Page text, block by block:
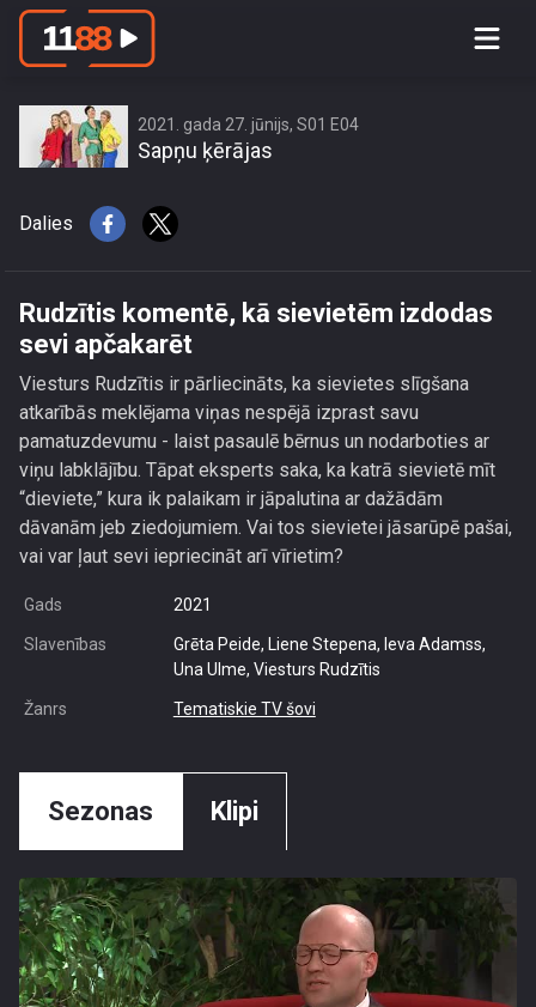
Rudzītis komentē, kā sievietēm
2021. gada 27. jūnijs, S01 E04
Sapņu ķērājas
Dalies
Rudzītis komentē, kā sievietēm izdodas
sevi apčakarēt
Viesturs Rudzītis ir pārliecināts, ka sievietes slīgšana
atkarībās meklējama viņas nespējā izprast savu
pamatuzdevumu - laist pasaulē bērnus un nodarboties ar
viņu labklājību. Tāpat eksperts saka, ka katrā sievietē mīt
“dieviete,” kura ik palaikam ir jāpalutina ar dažādām
dāvanām jeb ziedojumiem. Vai tos sievietei jāsarūpē pašai,
vai var ļaut sevi iepriecināt arī vīrietim?
Gads 2021
Slavenības
Grēta Peide, Liene Stepena, Ieva Adamss,
Una Ulme, Viesturs Rudzītis
Žanrs Tematiskie TV šovi
Sezonas Klipi